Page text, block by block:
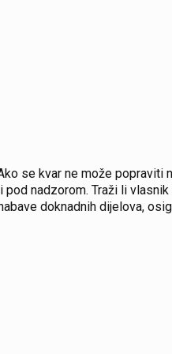
se kvar ne može popraviti
nadzorom. Traži li
doknadnih dijelova,